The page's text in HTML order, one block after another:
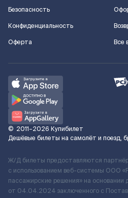
Безопасность
Конфиденциальность
Оферта
Все
© 2011–2026 Купибилет
Дешёвые билеты на самолёт и поезд,
Ж/Д билеты предоставляются
с использованием веб-системы ООО
пассажирские решения» на
от 04.04.2024 заключенного с